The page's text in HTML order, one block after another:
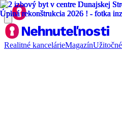
Realitné kancelárieMagazín